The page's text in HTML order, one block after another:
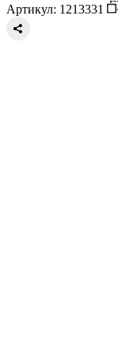
Артикул: 1213331